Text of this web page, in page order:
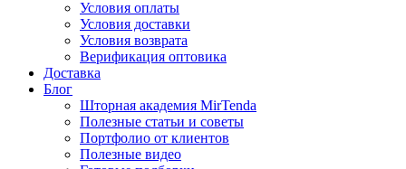
Условия оплаты
Условия доставки
Условия возврата
Верификация оптовика
Доставка
Блог
Шторная академия MirTenda
Полезные статьи и советы
Портфолио от клиентов
Полезные видео